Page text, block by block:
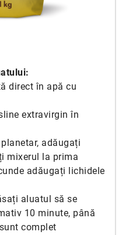
direct în apă cu
extravirgin în
adăugați
mixerul la prima
adăugați lichidele
aluatul să se
10 minute, până
complet